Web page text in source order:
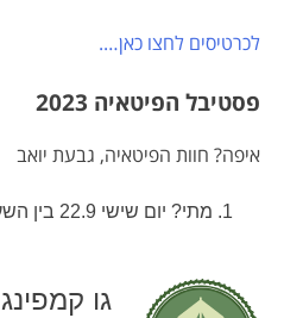
לכרטיסים לחצו כאן….
פסטיבל הפיטאיה 2023
איפה? חוות הפיטאיה, גבעת יואב
מתי? יום שישי 22.9 בין השעות 16:00-21:00
גו קמפינג